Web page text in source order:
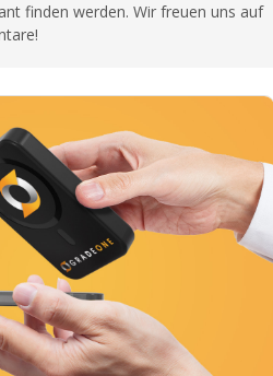
finden werden. Wir freuen uns auf